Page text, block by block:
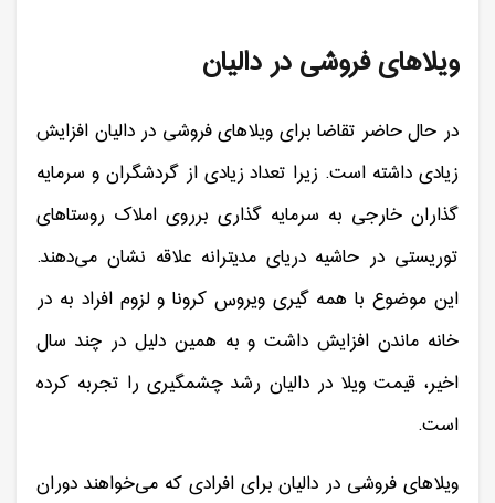
ویلاهای فروشی در دالیان
در حال حاضر تقاضا برای ویلاهای فروشی در دالیان افزایش
زیادی داشته است. زیرا تعداد زیادی از گردشگران و سرمایه
گذاران خارجی به سرمایه گذاری برروی املاک روستاهای
توریستی در حاشیه دریای مدیترانه علاقه نشان می‌دهند.
این موضوع با همه گیری ویروس کرونا و لزوم افراد به در
خانه ماندن افزایش داشت و به همین دلیل در چند سال
اخیر، قیمت ویلا در دالیان رشد چشمگیری را تجربه کرده
است.
ویلاهای فروشی در دالیان برای افرادی که می‌خواهند دوران